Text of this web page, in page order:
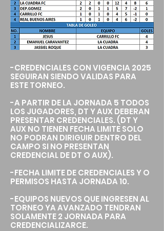
-CREDENCIALES CON VIGENCIA 2025
SEGUIRAN SIENDO VALIDAS PARA
ESTE TORNEO.
-A PARTIR DE LA JORNADA 5 TODOS
LOS JUGADORES, DT Y AUX DEBERAN
PRESENTAR CREDENCIALES. (DT Y
AUX NO TIENEN FECHA LIMITE SOLO
NO PODRAN DIRIGUIR DENTRO DEL
CAMPO SI NO PRESENTAN
CREDENCIAL DE DT O AUX).
-FECHA LIMITE DE CREDENCIALES Y O
PERMISOS HASTA JORNADA 10.
-EQUIPOS NUEVOS QUE INGRESEN AL
TORNEO YA AVANZADO TENDRAN
SOLAMENTE 2 JORNADA PARA
CREDENCIALIZARCE.